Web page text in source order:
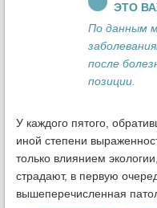
ЭТО
По данным
после
позиции.
У каждого пятого,
иной степени
только влиянием
страдают, в первую
вышеперечисленная